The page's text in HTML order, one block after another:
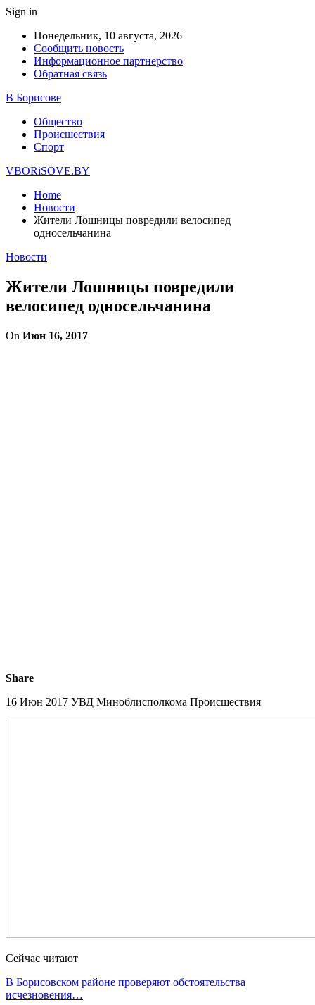
Sign in
Понедельник, 10 августа, 2026
Сообщить новость
Информационное партнерство
Обратная связь
В Борисове
Общество
Происшествия
Спорт
VBORiSOVE.BY
Home
Новости
Жители Лошницы повредили велосипед
односельчанина
Новости
Жители Лошницы повредили
велосипед односельчанина
On Июн 16, 2017
Share
16 Июн 2017 УВД Миноблисполкома Происшествия
Сейчас читают
В Борисовском районе проверяют обстоятельства
исчезновения…